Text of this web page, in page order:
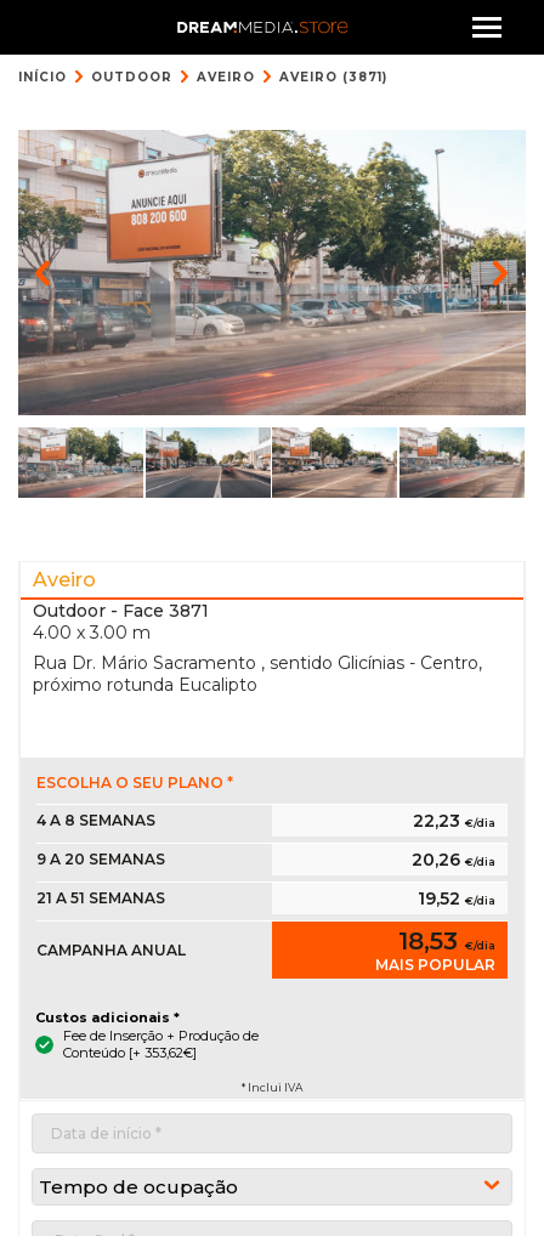
INÍCIO OUTDOOR AVEIRO AVEIRO (3871)
Aveiro
Outdoor - Face 3871
4.00 x 3.00 m
Rua Dr. Mário Sacramento , sentido Glicínias - Centro,
próximo rotunda Eucalipto
ESCOLHA O SEU PLANO *
4 A 8 SEMANAS 22,23 €/dia
9 A 20 SEMANAS 20,26 €/dia
21 A 51 SEMANAS 19,52 €/dia
CAMPANHA ANUAL 18,53 €/dia
MAIS POPULAR
Custos adicionais *
Fee de Inserção + Produção de
Conteúdo [+ 353,62€]
* Inclui IVA
Tempo de ocupação